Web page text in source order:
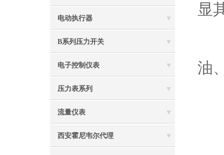
电动执行器
B系列压力开关
电子控制仪表
压力表系列
流量仪表
西安霍尼韦尔代理
显
油